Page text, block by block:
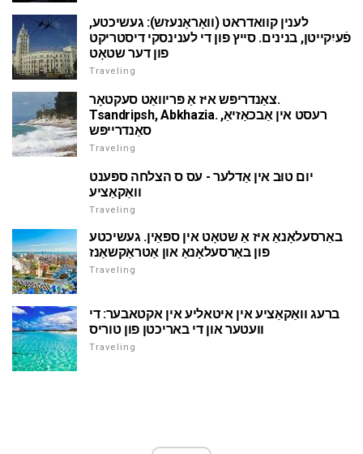
לענין קוואדראט (וואָראָנעזש): געשיכטע,
פֿעיִקייטן, בנינים. סייץ פון די לענינסקי דיסטריקט
פון דער שטאָט
Traveling
צאַנדריפּש איז אַ פּריוואַט סעקטאָר.
Tsandripsh, Abkhazia. רעסט אין אַבכאַזיאַ,
סאַנדרייפּש
Traveling
יום טוּב אין אַדלער - עס ס הצלחה ספּענט
וואַקאַציע
Traveling
באַרסעלאָנאַ איז אַ שטאָט אין ספּאַין. געשיכטע
פון באַרסעלאָנאַ און אַטראַקשאַנז
Traveling
ברעג וואַקאַציע אין איטאליע אין אקטאבער: די
וועטער און די באריכטן פון טוריס
Traveling